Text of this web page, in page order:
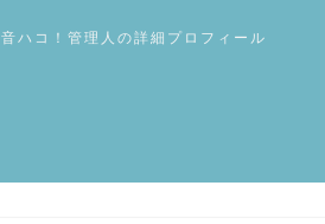
音ハコ！管理人の詳細プロフィール